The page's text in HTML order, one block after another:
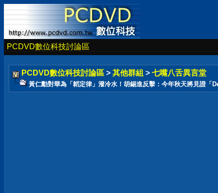
PCDVD數位科技討論區
PCDVD數位科技討論區 > 其他群組 > 七嘴八舌異言堂
黃仁勳對華為「韜定律」潑冷水！胡錫進反擊：今年秋天將見證「